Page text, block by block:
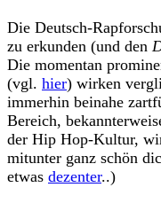
Die Deutsch-
zu erkunden (und den
Die momentan
(vgl. hier) wirken
immerhin beinahe
Bereich,
der Hip Hop-Kultur,
mitunter ganz schön
etwas dezenter..)